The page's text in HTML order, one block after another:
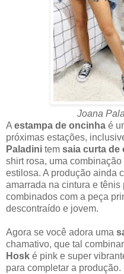
Joana
A estampa de oncinha é
próximas estações,
Paladini tem saia curta de
shirt rosa, uma
estilosa. A produção ainda
amarrada na cintura e tênis
combinados com a peça
descontraído e jovem.
Agora se você adora uma
chamativo, que tal
Hosk é pink e super
para completar a produção.